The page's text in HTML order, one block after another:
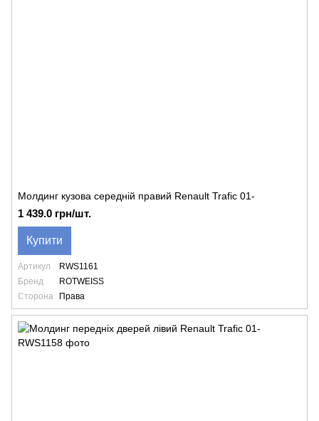
Молдинг кузова середній правий Renault Trafic 01-
1 439.0 грн/шт.
Купити
Артикул
RWS1161
Бренд
ROTWEISS
Сторона
Права